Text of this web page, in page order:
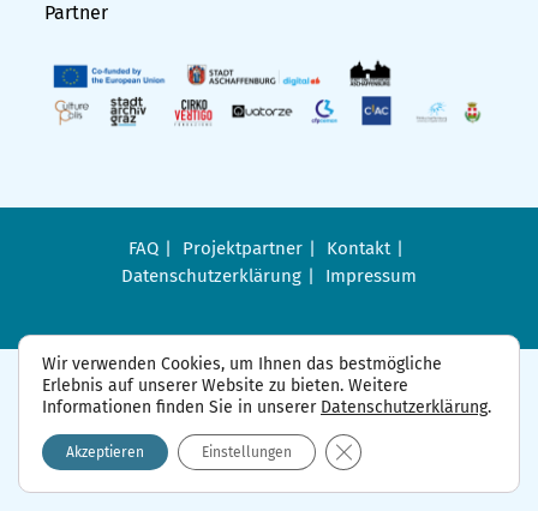
Partner
FAQ Projektpartner
Kontakt
Datenschutzerklärung
Impressum
Wir verwenden Cookies, um Ihnen das bestmögliche
Erlebnis auf unserer Website zu bieten. Weitere
Informationen finden Sie in unserer Datenschutzerklärung.
Akzeptieren Einstellungen GDPR Cookie-Banner